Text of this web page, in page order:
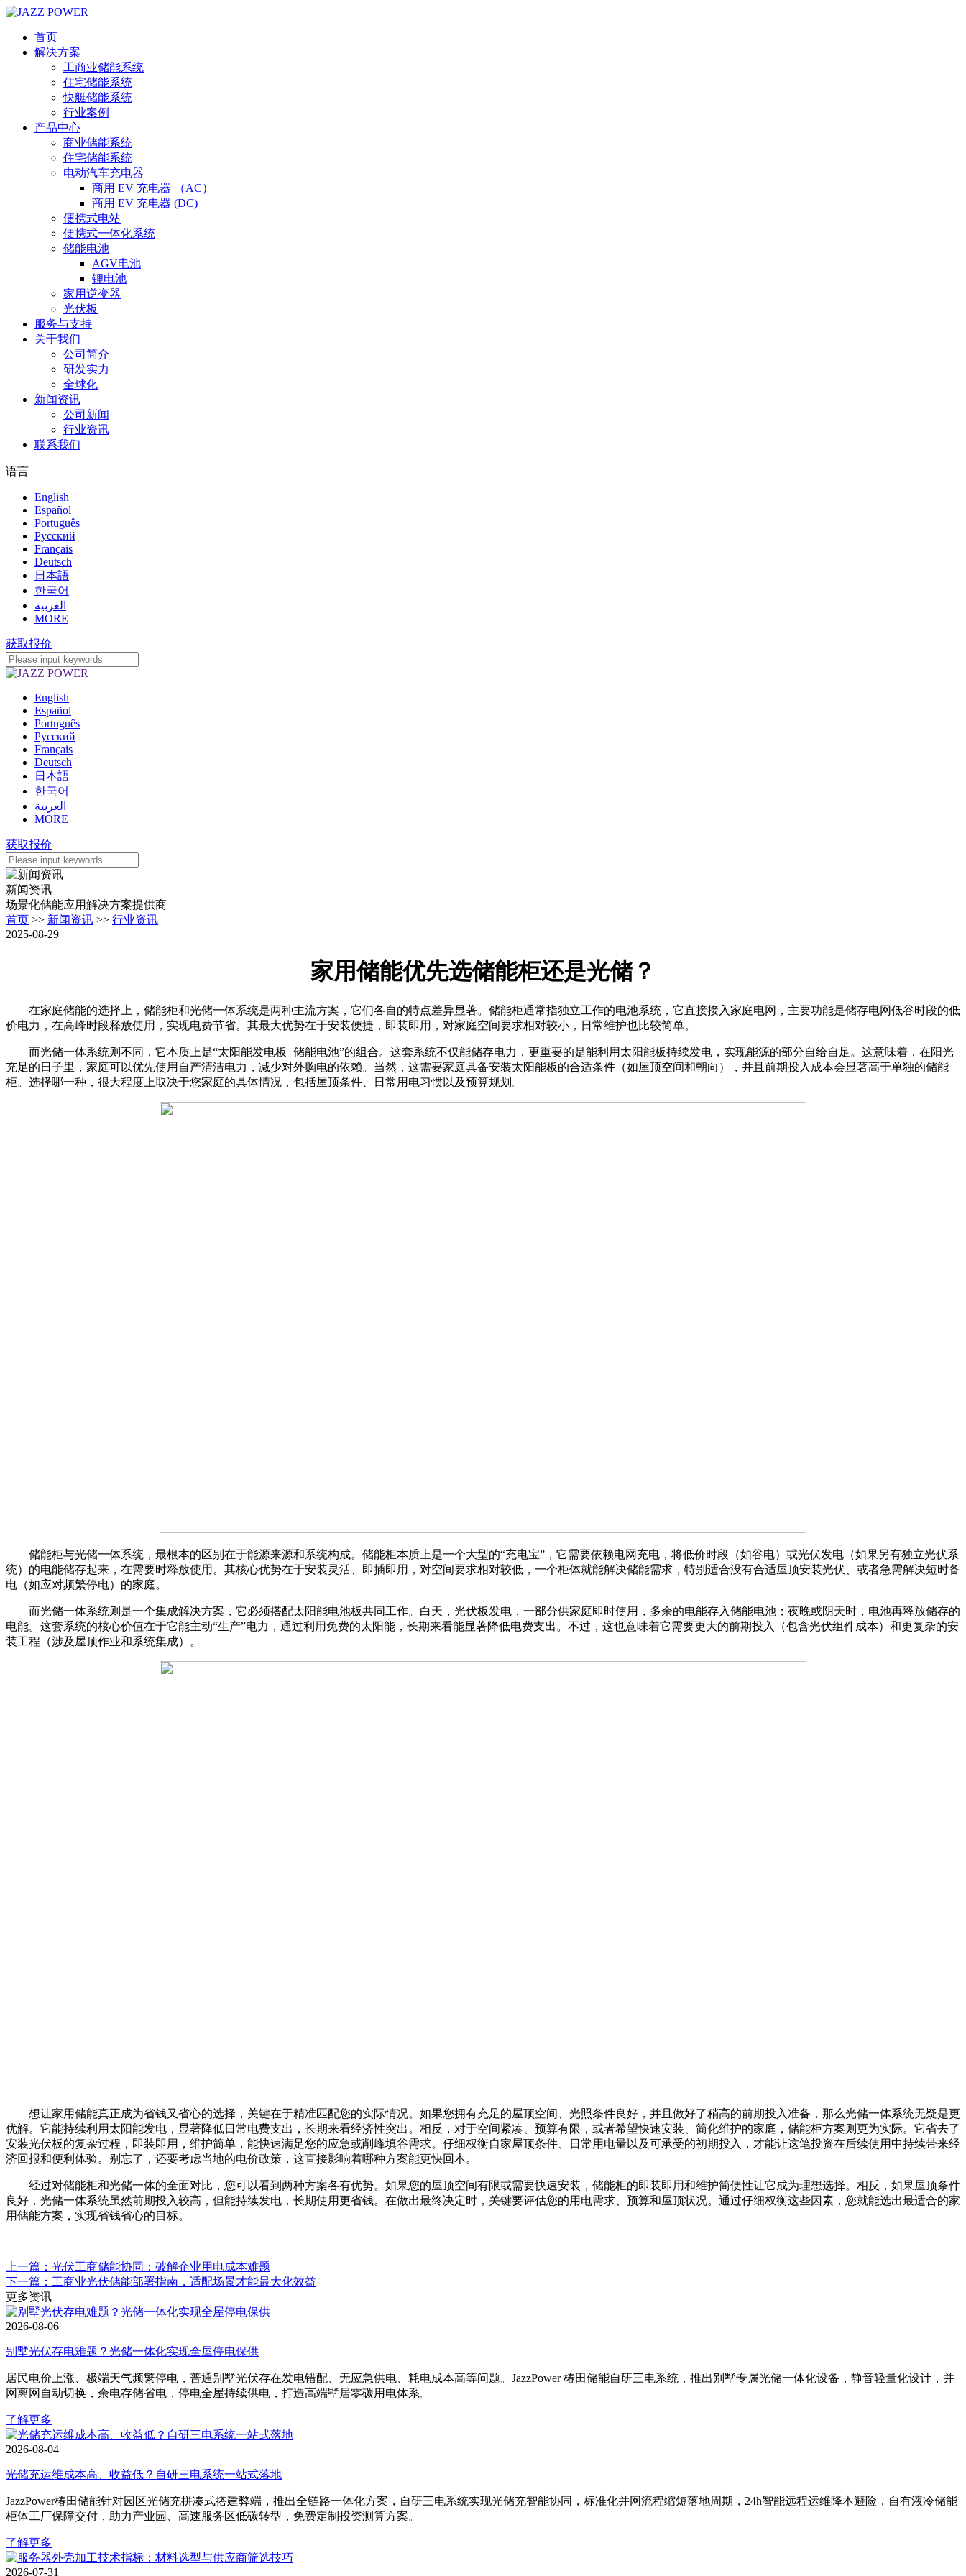
首页
解决方案
工商业储能系统
住宅储能系统
快艇储能系统
行业案例
产品中心
商业储能系统
住宅储能系统
电动汽车充电器
商用 EV 充电器 （AC）
商用 EV 充电器 (DC)
便携式电站
便携式一体化系统
储能电池
AGV电池
锂电池
家用逆变器
光伏板
服务与支持
关于我们
公司简介
研发实力
全球化
新闻资讯
公司新闻
行业资讯
联系我们
语言
English
Español
Português
Pусский
Français
Deutsch
日本語
한국어
العربية
MORE
获取报价
English
Español
Português
Pусский
Français
Deutsch
日本語
한국어
العربية
MORE
获取报价
新闻资讯
场景化储能应用解决方案提供商
首页 >> 新闻资讯 >> 行业资讯
2025-08-29
家用储能优先选储能柜还是光储？
在家庭储能的选择上，储能柜和光储一体系统是两种主流方案，它们各自的特点差异显著。储能柜通常指独立工作的电池系统，它直接接入家庭电网，主要功能是储存电网低谷时段的低
价电力，在高峰时段释放使用，实现电费节省。其最大优势在于安装便捷，即装即用，对家庭空间要求相对较小，日常维护也比较简单。
而光储一体系统则不同，它本质上是“太阳能发电板+储能电池”的组合。这套系统不仅能储存电力，更重要的是能利用太阳能板持续发电，实现能源的部分自给自足。这意味着，在阳光
充足的日子里，家庭可以优先使用自产清洁电力，减少对外购电的依赖。当然，这需要家庭具备安装太阳能板的合适条件（如屋顶空间和朝向），并且前期投入成本会显著高于单独的储能
柜。选择哪一种，很大程度上取决于您家庭的具体情况，包括屋顶条件、日常用电习惯以及预算规划。
储能柜与光储一体系统，最根本的区别在于能源来源和系统构成。储能柜本质上是一个大型的“充电宝”，它需要依赖电网充电，将低价时段（如谷电）或光伏发电（如果另有独立光伏系
统）的电能储存起来，在需要时释放使用。其核心优势在于安装灵活、即插即用，对空间要求相对较低，一个柜体就能解决储能需求，特别适合没有合适屋顶安装光伏、或者急需解决短时备
电（如应对频繁停电）的家庭。
而光储一体系统则是一个集成解决方案，它必须搭配太阳能电池板共同工作。白天，光伏板发电，一部分供家庭即时使用，多余的电能存入储能电池；夜晚或阴天时，电池再释放储存的
电能。这套系统的核心价值在于它能主动“生产”电力，通过利用免费的太阳能，长期来看能显著降低电费支出。不过，这也意味着它需要更大的前期投入（包含光伏组件成本）和更复杂的安
装工程（涉及屋顶作业和系统集成）。
想让家用储能真正成为省钱又省心的选择，关键在于精准匹配您的实际情况。如果您拥有充足的屋顶空间、光照条件良好，并且做好了稍高的前期投入准备，那么光储一体系统无疑是更
优解。它能持续利用太阳能发电，显著降低日常电费支出，长期来看经济性突出。相反，对于空间紧凑、预算有限，或者希望快速安装、简化维护的家庭，储能柜方案则更为实际。它省去了
安装光伏板的复杂过程，即装即用，维护简单，能快速满足您的应急或削峰填谷需求。仔细权衡自家屋顶条件、日常用电量以及可承受的初期投入，才能让这笔投资在后续使用中持续带来经
济回报和便利体验。别忘了，还要考虑当地的电价政策，这直接影响着哪种方案能更快回本。
经过对储能柜和光储一体的全面对比，您可以看到两种方案各有优势。如果您的屋顶空间有限或需要快速安装，储能柜的即装即用和维护简便性让它成为理想选择。相反，如果屋顶条件
良好，光储一体系统虽然前期投入较高，但能持续发电，长期使用更省钱。在做出最终决定时，关键要评估您的用电需求、预算和屋顶状况。通过仔细权衡这些因素，您就能选出最适合的家
用储能方案，实现省钱省心的目标。
上一篇：光伏工商储能协同：破解企业用电成本难题
下一篇：工商业光伏储能部署指南，适配场景才能最大化效益
更多资讯
2026-08-06
别墅光伏存电难题？光储一体化实现全屋停电保供
居民电价上涨、极端天气频繁停电，普通别墅光伏存在发电错配、无应急供电、耗电成本高等问题。JazzPower 椿田储能自研三电系统，推出别墅专属光储一体化设备，静音轻量化设计，并
网离网自动切换，余电存储省电，停电全屋持续供电，打造高端墅居零碳用电体系。
了解更多
2026-08-04
光储充运维成本高、收益低？自研三电系统一站式落地
JazzPower椿田储能针对园区光储充拼凑式搭建弊端，推出全链路一体化方案，自研三电系统实现光储充智能协同，标准化并网流程缩短落地周期，24h智能远程运维降本避险，自有液冷储能
柜体工厂保障交付，助力产业园、高速服务区低碳转型，免费定制投资测算方案。
了解更多
2026-07-31